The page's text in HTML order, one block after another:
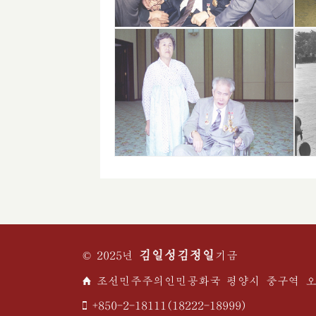
© 2025년 김일성 김정일 기금
조선민주주의인민공화국 평양시 중구역
+850-2-18111(18222-18999)